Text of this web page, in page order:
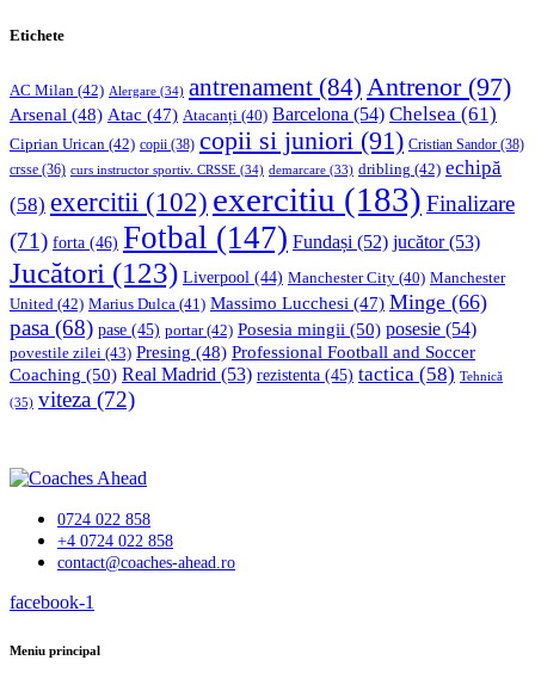
Etichete
AC Milan (42) Alergare (34) antrenament (84) Antrenor(97)
Arsenal (48) Atac (47) Atacanți (40) Barcelona (54) Chelsea (61)
Ciprian Urican (42) copii (38) copii si juniori (91) Cristian Sandor (38)
crsse (36) curs instructor sportiv. CRSSE (34) demarcare (33) dribling (42) echipă
(58) exercitii (102) exercitiu (183) Finalizare
(71) forta (46) Fotbal (147) Fundași (52) jucător(53)
Jucători (123) Liverpool (44) Manchester City (40) Manchester
United (42) Marius Dulca (41) Massimo Lucchesi (47) Minge (66)
pasa (68) pase (45) portar(42) Posesia mingii (50) posesie (54)
povestile zilei (43) Presing (48) Professional Football and Soccer
Coaching (50) Real Madrid (53) rezistenta (45) tactica (58) Tehnică
(35) viteza (72)
0724 022 858
+4 0724 022 858
contact@coaches-ahead.ro
facebook-1
Meniu principal